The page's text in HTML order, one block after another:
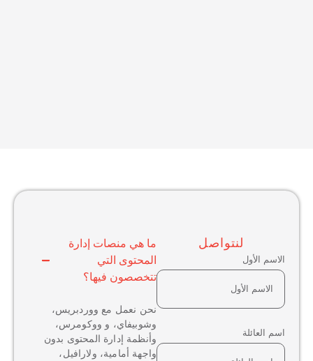
لنتواصل
الاسم الأول
اسم العائلة
ما هي منصات إدارة
المحتوى التي
تتخصصون فيها؟
نحن نعمل مع ووردبريس،
وشوبيفاي، و ووكومرس،
وأنظمة إدارة المحتوى بدون
واجهة أمامية، ولارافيل،